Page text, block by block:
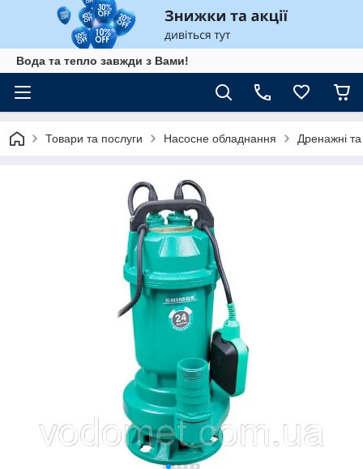
Вода та тепло завжди з Вами!
Товари та послуги Насосне обладнання Дренажні та